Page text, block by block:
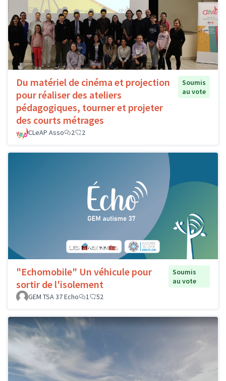
Du matériel de cinéma et projection
pour réaliser des ateliers
pédagogiques, tourner et projeter
des courts métrages
Soumis
au vote
CLeAP Asso 2 2
"Echomobile" Un véhicule pour
sortir de l'isolement
Soumis
au vote
GEM TSA 37 Echo
1 52